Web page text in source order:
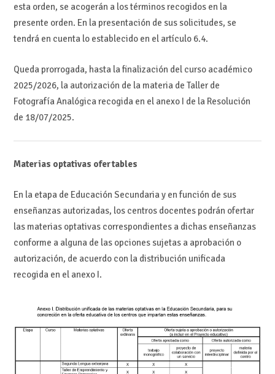
esta orden, se acogerán a los términos recogidos en la
presente orden. En la presentación de sus solicitudes, se
tendrá en cuenta lo establecido en el artículo 6.4.
Queda prorrogada, hasta la finalización del curso académico
2025/2026, la autorización de la materia de Taller de
Fotografía Analógica recogida en el anexo I de la Resolución
de 18/07/2025.
Materias optativas ofertables
En la etapa de Educación Secundaria y en función de sus
enseñanzas autorizadas, los centros docentes podrán ofertar
las materias optativas correspondientes a dichas enseñanzas
conforme a alguna de las opciones sujetas a aprobación o
autorización, de acuerdo con la distribución unificada
recogida en el anexo I.